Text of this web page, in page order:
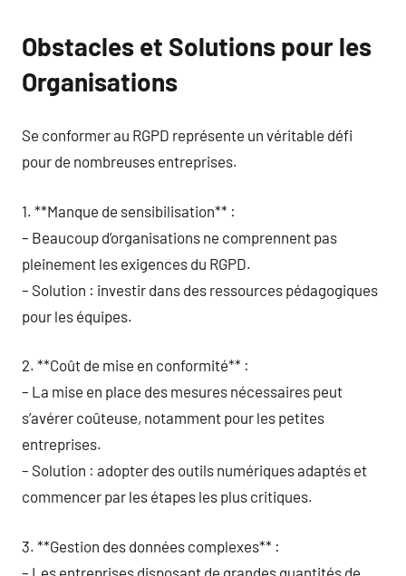
Obstacles et Solutions pour les
Organisations
Se conformer au RGPD représente un véritable défi
pour de nombreuses entreprises.
1. **Manque de sensibilisation** :
– Beaucoup d’organisations ne comprennent pas
pleinement les exigences du RGPD.
– Solution : investir dans des ressources pédagogiques
pour les équipes.
2. **Coût de mise en conformité** :
– La mise en place des mesures nécessaires peut
s’avérer coûteuse, notamment pour les petites
entreprises.
– Solution : adopter des outils numériques adaptés et
commencer par les étapes les plus critiques.
3. **Gestion des données complexes** :
– Les entreprises disposant de grandes quantités de